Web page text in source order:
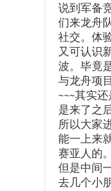
说到军备
们来龙舟
社交。体
又可认识
波。毕竟
与龙舟项
~~~其实
是来了之
所以大家
能一上来
赛亚人的
但是中间
去几个小